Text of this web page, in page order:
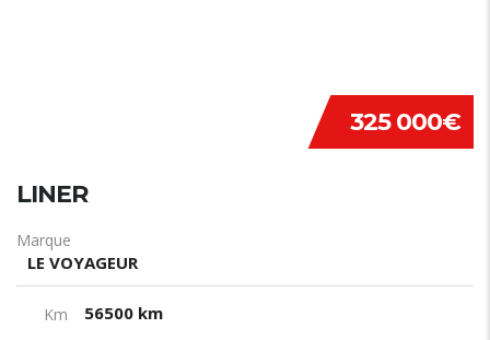
325 000€
LINER
Marque
LE VOYAGEUR
Km 56500 km